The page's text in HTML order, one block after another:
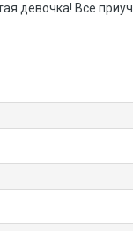
девочка! Все